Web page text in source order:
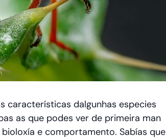
características dalgunhas especies
as que podes ver de primeira man
e comportamento. Sabías que